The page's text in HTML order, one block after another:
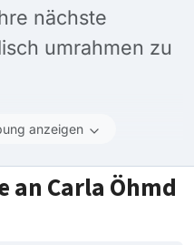
nächste
umrahmen zu
anzeigen
an Carla Öhmd